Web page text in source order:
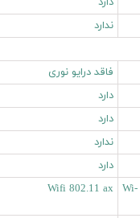
ندارد
فاقد درایو نوری
دارد
دارد
ندارد
دارد
توضیحات شبکه بی سیم Wi-
Wifi 802.11 ax